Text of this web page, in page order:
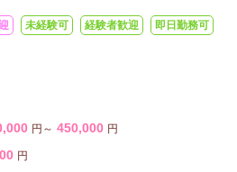
未経験可 経験者歓迎 即日勤務可
円 ～ 450,000 円
円